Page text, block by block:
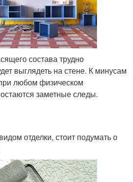
состава трудно
выглядеть на стене. К минусам
любом физическом
заметные следы.
отделки, стоит подумать о